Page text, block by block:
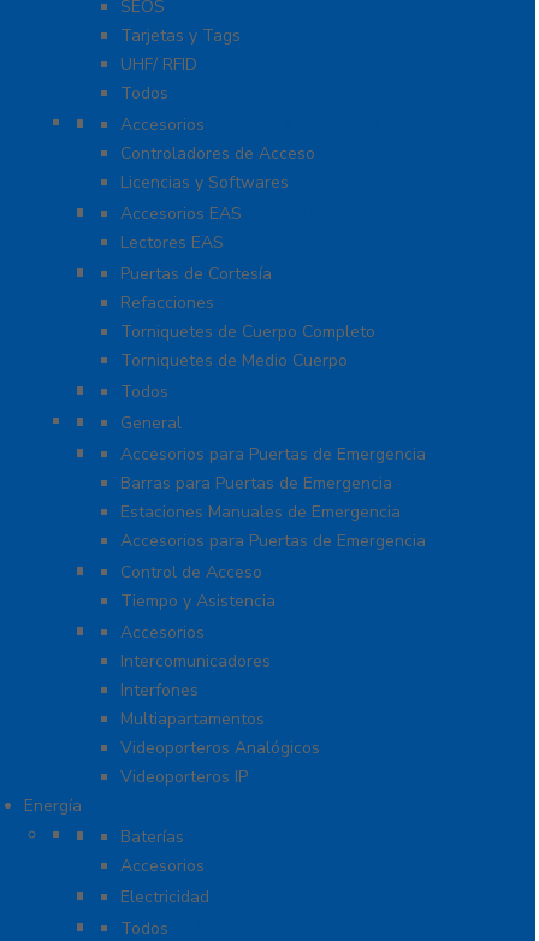
SEOS
Tarjetas y Tags
UHF/ RFID
Todos
Paneles de Control de Acceso
Accesorios
Controladores de Acceso
Licencias y Softwares
Protección de Mercancía (EAS)
Accesorios EAS
Lectores EAS
Torniquetes y Puertas de Cortesía
Puertas de Cortesía
Refacciones
Torniquetes de Cuerpo Completo
Torniquetes de Medio Cuerpo
Teclados Autónomos
Todos
Refacciones
General
Sistemas de Emergencia
Accesorios para Puertas de Emergencia
Barras para Puertas de Emergencia
Estaciones Manuales de Emergencia
Accesorios para Puertas de Emergencia
Software De Asistencia
Control de Acceso
Tiempo y Asistencia
Videoporteros e Interfonos
Accesorios
Intercomunicadores
Interfones
Multiapartamentos
Videoporteros Analógicos
Videoporteros IP
Energía
Baterías
Baterías
Accesorios
Cables
Electricidad
Cargadores de Baterías
Todos